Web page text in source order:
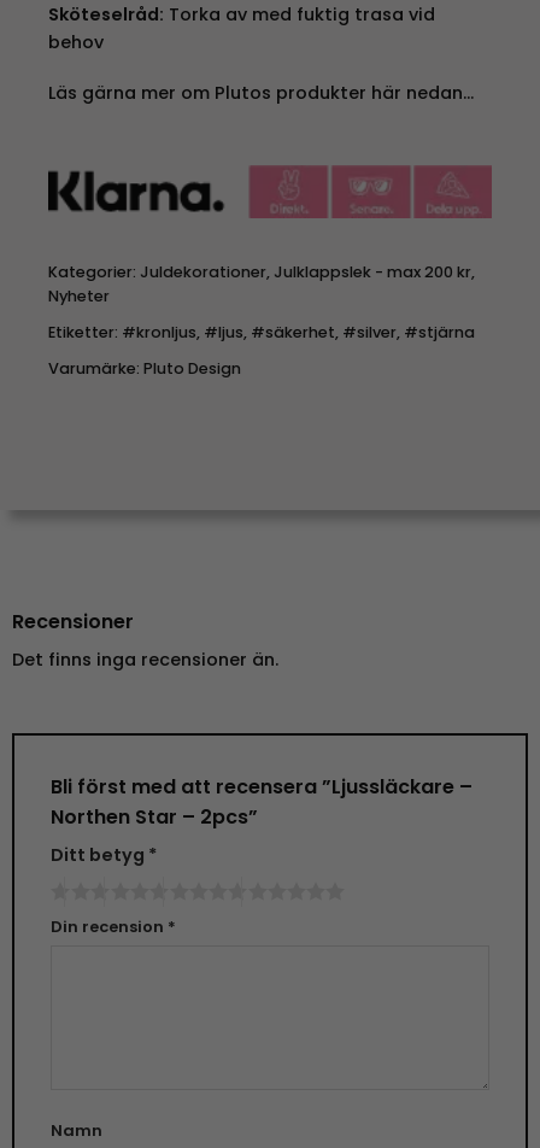
Sköteselråd: Torka av med fuktig trasa vid
behov
Läs gärna mer om Plutos produkter här nedan…
Kategorier: Juldekorationer, Julklappslek - max 200 kr,
Nyheter
Etiketter: #kronljus, #ljus, #säkerhet, #silver, #stjärna
Varumärke: Pluto Design
Recensioner
Det finns inga recensioner än.
Bli först med att recensera ”Ljussläckare –
Northen Star – 2pcs”
Ditt betyg *
Din recension *
Namn